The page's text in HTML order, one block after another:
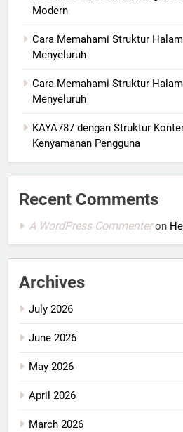
Modern
Cara Memahami Struktur
Menyeluruh
Cara Memahami Struktur
Menyeluruh
KAYA787 dengan Struktur
Kenyamanan Pengguna
Recent Comments
A WordPress Commenteron
Archives
July 2026
June 2026
May 2026
April 2026
March 2026